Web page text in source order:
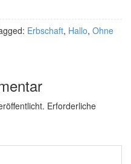
Erbschaft, Hallo, Ohne
Erforderliche